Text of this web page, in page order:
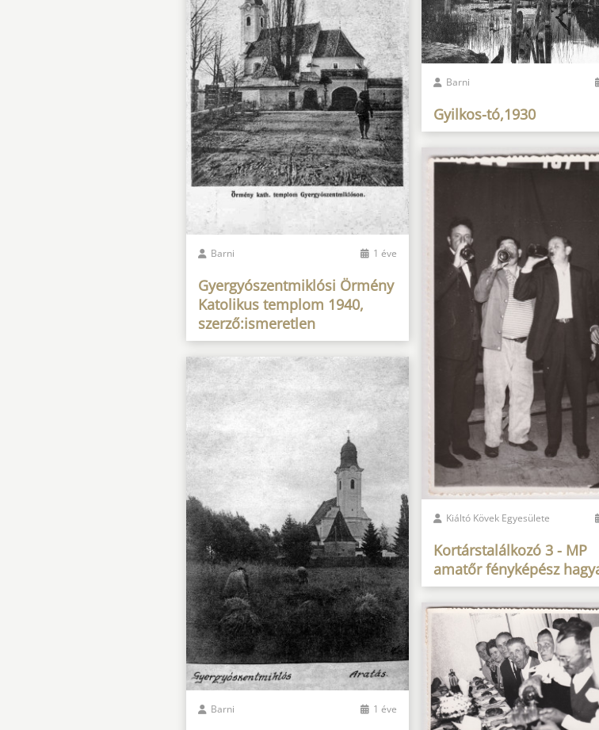
Barni 1 éve
Gyergyószentmiklósi Örmény
Katolikus templom 1940,
szerző:ismeretlen
Barni 1 éve
Barni
Gyilkos-tó,1930
Kiáltó Kövek Egyesülete
Kortárstalálkozó 3 - MP
amatőr fényképész